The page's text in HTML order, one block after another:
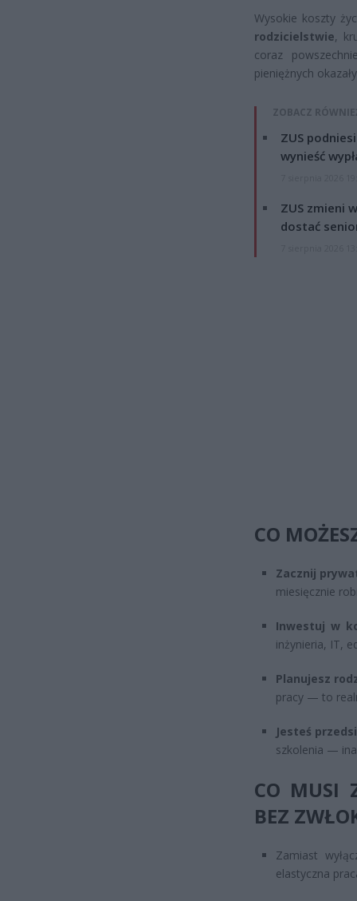
Wysokie koszty
rodzicielstwie,
coraz
pieniężnych
ZOBACZ
ZUS
wynieść
ZUS zmieni
dostać
CO
Zacznij
miesięcznie
Inwestuj w
inżynieria, IT,
Planujesz
pracy — to
Jesteś
szkolenia —
CO MUSI
BEZ
Zamiast
elastyczna